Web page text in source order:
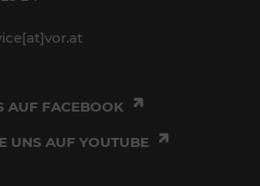
AUF FACEBOOK
UNS AUF YOUTUBE